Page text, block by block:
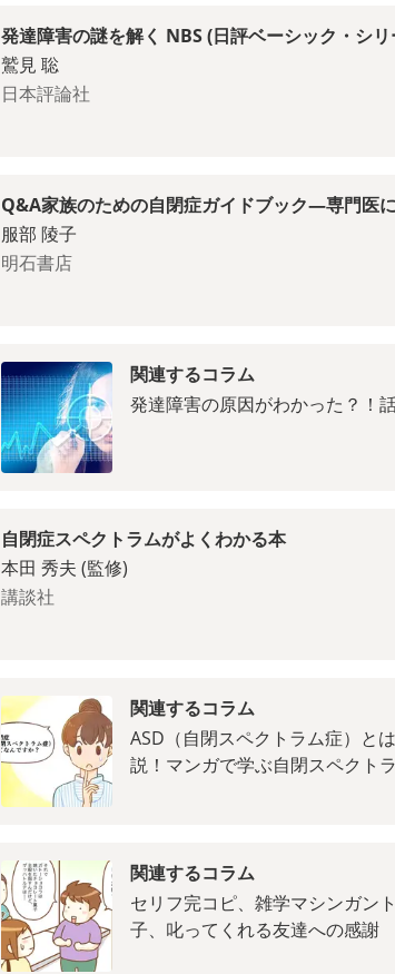
発達障害の謎を解く NBS (日評ベーシック・シ
鷲見 聡
日本評論社
Q&A家族のための自閉症ガイドブック―専門医
服部 陵子
明石書店
関連するコラム
発達障害の原因がわかった？！
自閉症スペクトラムがよくわかる本
本田 秀夫 (監修)
講談社
関連するコラム
ASD（自閉スペクトラム症）と
説！マンガで学ぶ自閉スペクト
関連するコラム
セリフ完コピ、雑学マシンガン
子、叱ってくれる友達への感謝